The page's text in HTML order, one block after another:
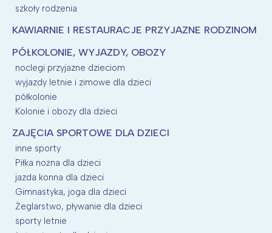
szkoły rodzenia
KAWIARNIE I RESTAURACJE PRZYJAZNE RODZINOM
PÓŁKOLONIE, WYJAZDY, OBOZY
noclegi przyjazne dzieciom
wyjazdy letnie i zimowe dla dzieci
półkolonie
Kolonie i obozy dla dzieci
ZAJĘCIA SPORTOWE DLA DZIECI
inne sporty
Piłka nożna dla dzieci
jazda konna dla dzieci
Gimnastyka, joga dla dzieci
Żeglarstwo, pływanie dla dzieci
sporty letnie